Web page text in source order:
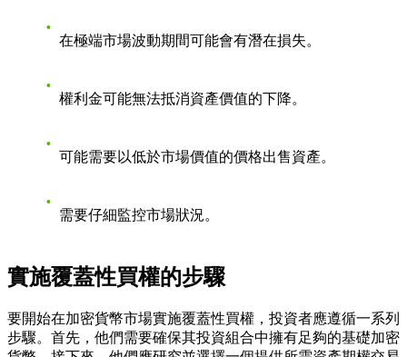
在極端市場波動期間可能會有潛在損失。
權利金可能無法抵消資產價值的下降。
可能需要以低於市場價值的價格出售資產。
需要仔細監控市場狀況。
實施覆蓋性買權的步驟
要開始在加密貨幣市場實施覆蓋性買權，投資者應遵循一系列
步驟。首先，他們需要確保其投資組合中擁有足夠的基礎加密